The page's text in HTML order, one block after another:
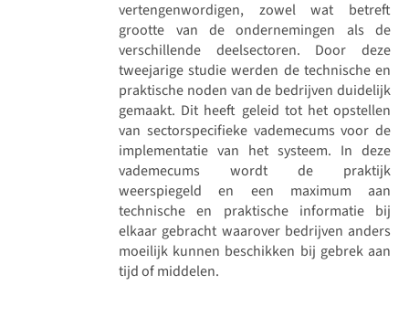
vertengenwordigen, zowel wat betreft
grootte van de ondernemingen als de
verschillende deelsectoren. Door deze
tweejarige studie werden de technische en
praktische noden van de bedrijven duidelijk
gemaakt. Dit heeft geleid tot het opstellen
van sectorspecifieke vademecums voor de
implementatie van het systeem. In deze
vademecums wordt de praktijk
weerspiegeld en een maximum aan
technische en praktische informatie bij
elkaar gebracht waarover bedrijven anders
moeilijk kunnen beschikken bij gebrek aan
tijd of middelen.